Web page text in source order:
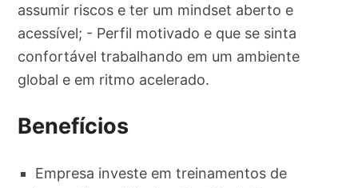
assumir riscos e ter um mindset aberto e
acessível; - Perfil motivado e que se sinta
confortável trabalhando em um ambiente
global e em ritmo acelerado.
Benefícios
Empresa investe em treinamentos de